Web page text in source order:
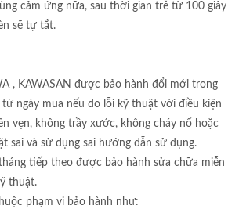
cảm ứng nữa, sau thời gian trễ từ 100 giây
sẽ tự tắt.
, KAWASAN được bảo hành đổi mới trong
từ ngày mua nếu do lỗi kỹ thuật với điều kiện
vẹn, không trầy xước, không cháy nổ hoặc
sai và sử dụng sai hướng dẫn sử dụng.
tháng tiếp theo được bảo hành sửa chữa miễn
thuật.
phạm vi bảo hành như: